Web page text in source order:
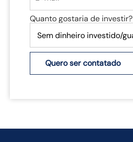
Quanto gostaria de investir?
Quero ser contatado